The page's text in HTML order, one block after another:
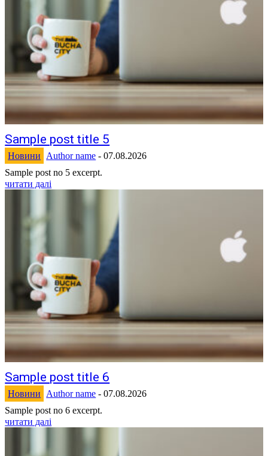
Sample post title 5
Новини Author name - 07.08.2026
Sample post no 5 excerpt.
читати далі
Sample post title 6
Новини Author name - 07.08.2026
Sample post no 6 excerpt.
читати далі